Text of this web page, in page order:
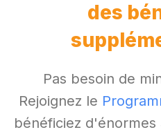
des
Pas besoin de
Rejoignez le
bénéficiez d'énormes